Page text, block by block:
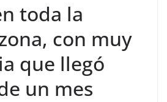
toda la
con muy
que llegó
un mes